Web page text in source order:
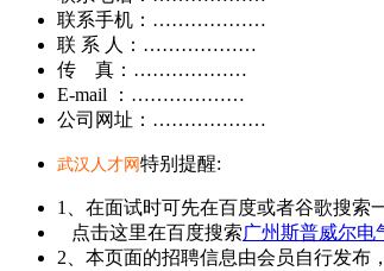
联系手机：………………
联 系 人：………………
传 真：………………
E-mail ：………………
公司网址：………………
武汉人才网 特别提醒:
1、在面试时可先在百度或者谷歌搜索
点击这里在百度搜索广州斯普威尔电
2、本页面的招聘信息由会员自行发布